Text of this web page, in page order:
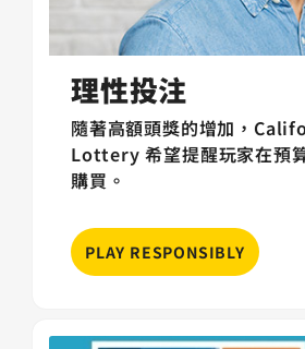
理性投注
隨著高額頭獎的增加，
Lottery 希望提醒玩家在預
購買。
PLAY RESPONSIBLY